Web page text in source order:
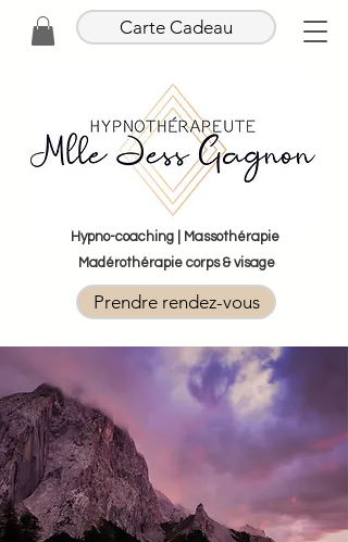
Prendre rendez-vous
Hypno-coaching | Massothérapie
Madérothérapie corps & visage
Carte Cadeau